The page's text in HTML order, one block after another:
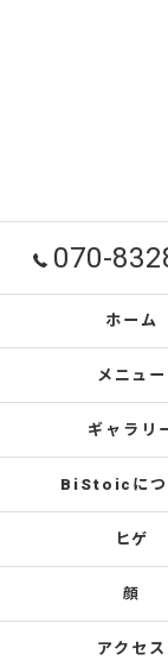
070-
ホーム
メニュー
ギャラリ
BiStoicにつ
ヒゲ
顔
アクセス